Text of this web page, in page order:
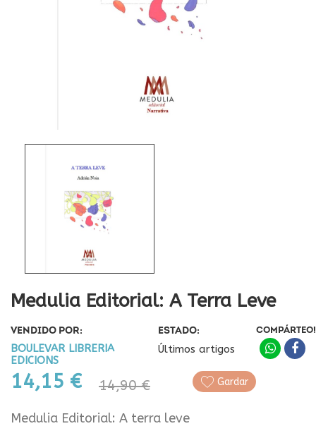
Medulia Editorial: A Terra Leve
VENDIDO POR:
BOULEVAR LIBRERIA
EDICIONS
ESTADO:
Últimos artigos
14,15 € 14,90 €
COMPÁRTEO!
Gardar
Medulia Editorial: A terra leve